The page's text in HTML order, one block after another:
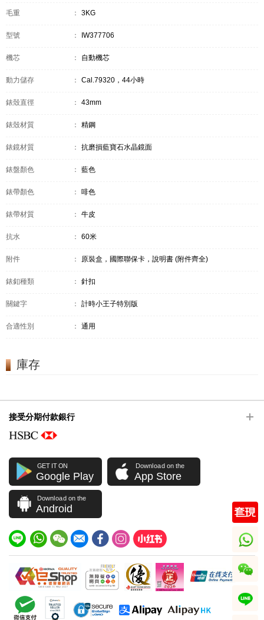
毛重 ： 3KG
型號 ： IW377706
機芯 ： 自動機芯
動力儲存 ： Cal.79320，44小時
錶殼直徑 ： 43mm
錶殼材質 ： 精鋼
錶鏡材質 ： 抗磨損藍寶石水晶鏡面
錶盤顏色 ： 藍色
錶帶顏色 ： 啡色
錶帶材質 ： 牛皮
抗水 ： 60米
附件 ： 原裝盒，國際聯保卡，說明書 (附件齊全)
錶釦種類 ： 針扣
關鍵字 ： 計時小王子特別版
合適性別 ： 通用
庫存
接受分期付款銀行
GET IT ON
Google Play
Download on the
App Store
Download on the
Android
whatsapp